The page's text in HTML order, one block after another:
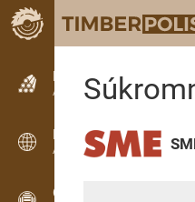
Petites annonces
Annonces texte
Petites annonces
Annonces internationales
OPTI-TIMB